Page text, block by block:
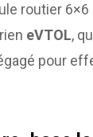
routier
eVTOL,
pour